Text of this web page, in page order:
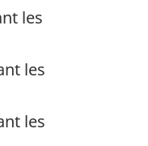
les
les
les